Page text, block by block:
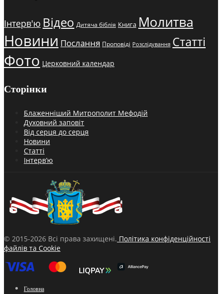
Інтерв'ю Відео Дитяча біблія Книга Молитва
Новини Послання Проповіді Розслідування Статті
Фото Церковний календар
Сторінки
Блаженніший Митрополит Мефодій
Духовний заповіт
Від серця до серця
Новини
Статті
Інтерв’ю
© 2015-2026 Всі права захищені. Політика конфіденційності
файлів та Cookie
Головна